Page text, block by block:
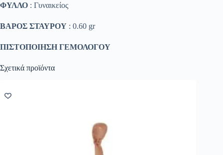
ΦΥΛΛΟ : Γυναικείος
ΒΑΡΟΣ ΣΤΑΥΡΟΥ : 0.60 gr
ΠΙΣΤΟΠΟΙΗΣΗ ΓΕΜΟΛΟΓΟΥ
Σχετικά προϊόντα